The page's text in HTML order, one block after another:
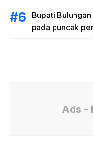
Bupati
pada puncak
Ads -